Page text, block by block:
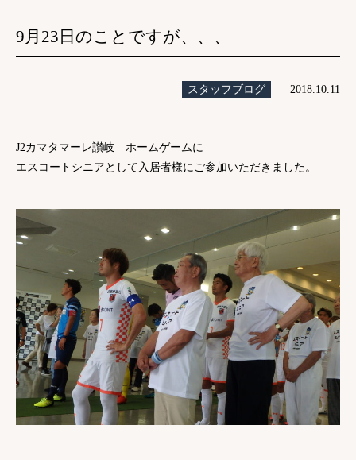
9月23日のことですが、、、
スタッフブログ 2018.10.11
J2カマタマーレ讃岐 ホームゲームに
エスコートシニアとして入居者様にご参加いただきました。